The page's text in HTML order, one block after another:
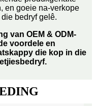
en goeie na-verkope
bedryf gelê.
van OEM & ODM-
voordele en
die kop in die